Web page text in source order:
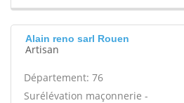
Alain reno sarl Rouen
Artisan
Département: 76
Surélévation maçonnerie -